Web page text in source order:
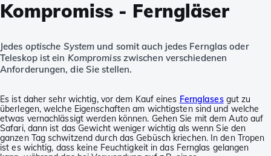
Kompromiss - Ferngläser
Jedes optische System und somit auch jedes Fernglas oder
Teleskop ist ein Kompromisszwischen verschiedenen
Anforderungen, die Sie stellen.
Es ist daher sehr wichtig, vor dem Kauf eines Fernglasesgut zu
überlegen, welche Eigenschaften am wichtigsten sind und welche
etwas vernachlässigt werden können. Gehen Sie mit dem Auto auf
Safari, dann ist das Gewicht weniger wichtig als wenn Sie den
ganzen Tag schwitzend durch das Gebüsch kriechen. In den Tropen
ist es wichtig, dass keine Feuchtigkeit in das Fernglas gelangen